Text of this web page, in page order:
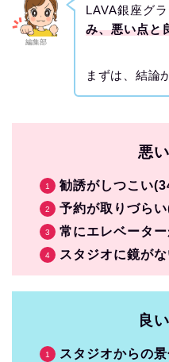
編集部
LAVA銀座グ
み、悪い点と
まずは、結論
悪
勧誘がしつこい
予約が取りづら
常にエレベータ
スタジオに鏡が
良
スタジオからの